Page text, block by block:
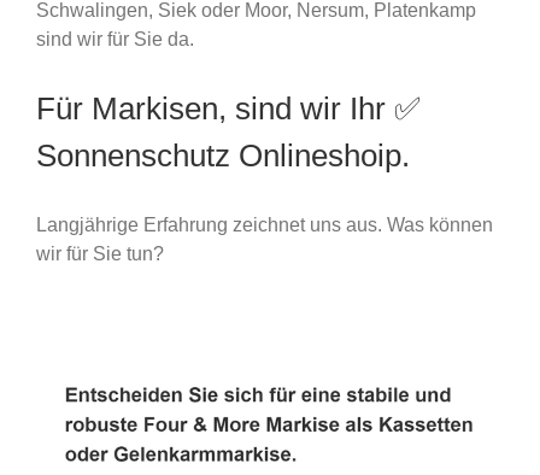
Schwalingen, Siek oder Moor, Nersum, Platenkamp
sind wir für Sie da.
Für Markisen, sind wir Ihr ✅
Sonnenschutz Onlineshoip.
Langjährige Erfahrung zeichnet uns aus. Was können
wir für Sie tun?